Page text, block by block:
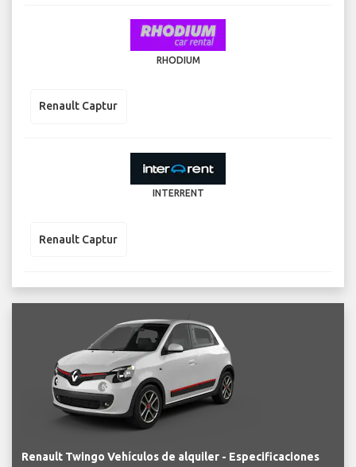
RHODIUM
Renault Captur
INTERRENT
Renault Captur
Renault Twingo Vehículos de alquiler - Especificaciones